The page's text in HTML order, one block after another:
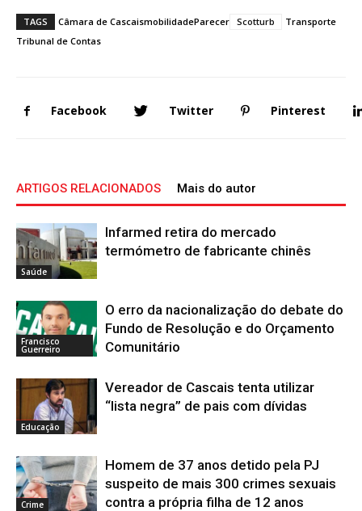
TAGS Câmara de CascaismobilidadeParecer Scotturb
Transporte
Tribunal de Contas
Facebook Twitter Pinterest
ARTIGOS RELACIONADOS Mais do autor
Saúde
Infarmed retira do mercado
termómetro de fabricante chinês
Francisco
Guerreiro
O erro da nacionalização do debate do
Fundo de Resolução e do Orçamento
Comunitário
Educação
Vereador de Cascais tenta utilizar
“lista negra” de pais com dívidas
Crime
Homem de 37 anos detido pela PJ
suspeito de mais 300 crimes sexuais
contra a própria filha de 12 anos